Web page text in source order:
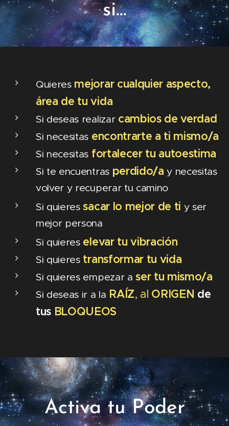
si...
Quieres mejorar cualquier aspecto,
área de tu vida
Si deseas realizar cambios de verdad
Si necesitas encontrarte a ti mismo/a
Si necesitas fortalecer tu autoestima
Si te encuentras perdido/ay necesitas
volver y recuperar tu camino
Si quieressacar lo mejor de ti y ser
mejor persona
Si quieres elevar tu vibración
Si quieres transformar tu vida
Si quieres empezar aser tu mismo/a
Si deseas ir a la RAÍZ, al ORIGEN de
tus BLOQUEOS
Activa tu Poder